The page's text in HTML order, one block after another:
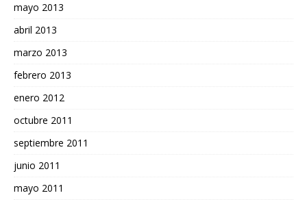
mayo 2013
abril 2013
marzo 2013
febrero 2013
enero 2012
octubre 2011
septiembre 2011
junio 2011
mayo 2011